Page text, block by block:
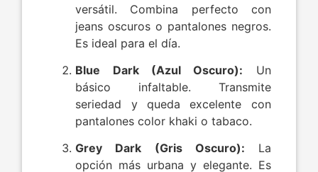
versátil. Combina perfecto con
jeans oscuros o pantalones negros.
Es ideal para el día.
Blue Dark (Azul Oscuro): Un
básico infaltable. Transmite
seriedad y queda excelente con
pantalones color khaki o tabaco.
Grey Dark (Gris Oscuro): La
opción más urbana y elegante. Es